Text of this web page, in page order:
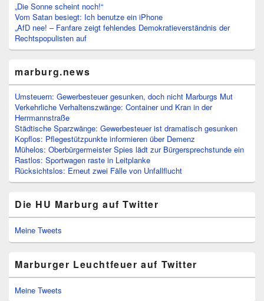
„Die Sonne scheint noch!“
Vom Satan besiegt: Ich benutze ein iPhone
„AfD nee! – Fanfare zeigt fehlendes Demokratieverständnis der
Rechtspopulisten auf
marburg.news
Umsteuern: Gewerbesteuer gesunken, doch nicht Marburgs Mut
Verkehrliche Verhaltenszwänge: Container und Kran in der
Herrmannstraße
Städtische Sparzwänge: Gewerbesteuer ist dramatisch gesunken
Kopflos: Pflegestützpunkte informieren über Demenz
Mühelos: Oberbürgermeister Spies lädt zur Bürgersprechstunde ein
Rastlos: Sportwagen raste in Leitplanke
Rücksichtslos: Erneut zwei Fälle von Unfallflucht
Die HU Marburg auf Twitter
Meine Tweets
Marburger Leuchtfeuer auf Twitter
Meine Tweets